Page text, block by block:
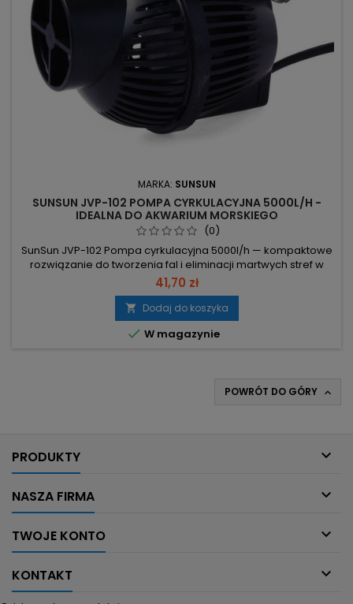
MARKA: SUNSUN
SUNSUN JVP-102 POMPA CYRKULACYJNA 5000L/H -
IDEALNA DO AKWARIUM MORSKIEGO
(0)
SunSun JVP-102 Pompa cyrkulacyjna 5000l/h — kompaktowe
rozwiązanie do tworzenia fal i eliminacji martwych stref w
akwarium. Wydajność 5000 l/h – silny przepływ gwarantujący
skuteczną cyrkulację wody. Moc 12W – niskie zużycie energii
przy dużej efektywności. Montaż na silne przyssawki i
obrotowa głowica – precyzyjne skierowanie strumienia.
Wymiary...
41,70 zł
 Dodaj do koszyka
 W magazynie
POWRÓT DO GÓRY 
PRODUKTY 
NASZA FIRMA 
TWOJE KONTO 
KONTAKT 